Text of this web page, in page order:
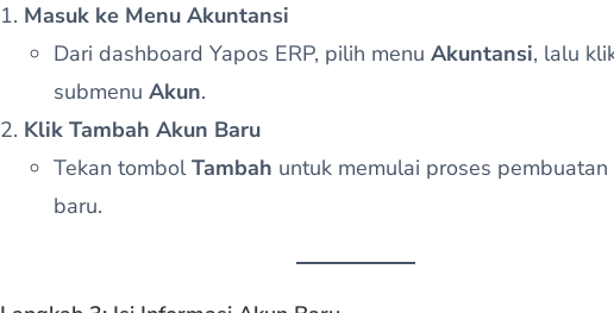
Masuk ke Menu Akuntansi
Dari dashboard Yapos ERP, pilih menu Akuntansi, lalu
submenu Akun.
Klik Tambah Akun Baru
Tekan tombolTambah untuk memulai proses pembuatan
baru.